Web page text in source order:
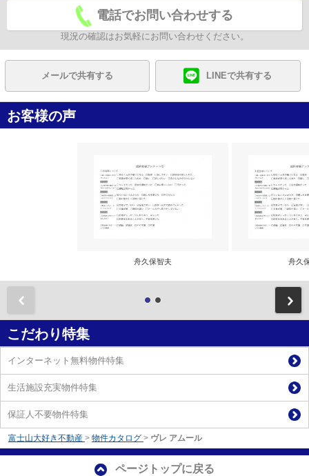
電話でお問い合わせする
現況の確認はお気軽にお問い合わせください。
メールで共有する LINEで共有する
お客様の声
舟久保智夫 舟久
こだわり特集
インターネット無料物件特集
生活施設充実物件特集
保証人不要物件特集
富士山大好き不動産 > 物件カタログ > ヴレ アムール
ページトップに戻る